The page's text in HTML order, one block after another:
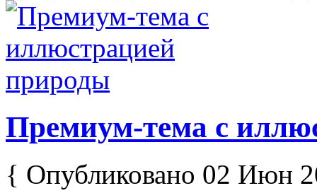
Премиум-тема с
{ Опубликовано 02 Июн